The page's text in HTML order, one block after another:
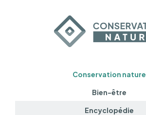
Conservation nature
Bien-être
Encyclopédie